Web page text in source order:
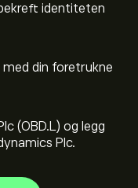
identiteten
din foretrukne
(OBD.L) og legg
Plc.